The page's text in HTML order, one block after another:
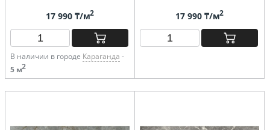
17 990 ₸/м2
В наличии в городе Караганда -
5 м2
17 990 ₸/м2